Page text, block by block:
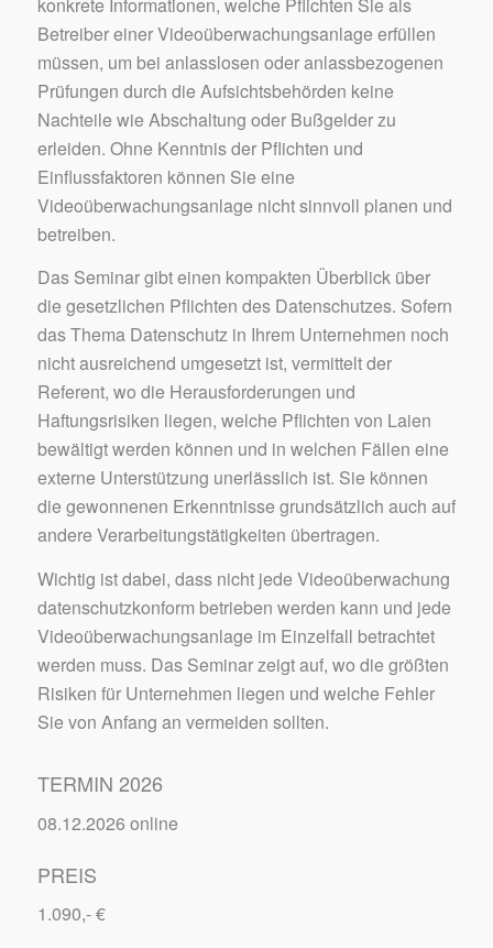
Betreiber einer Videoüberwachungsanlage erfüllen
müssen, um bei anlasslosen oder anlassbezogenen
Prüfungen durch die Aufsichtsbehörden keine
Nachteile wie Abschaltung oder Bußgelder zu
erleiden. Ohne Kenntnis der Pflichten und
Einflussfaktoren können Sie eine
Videoüberwachungsanlage nicht sinnvoll planen und
betreiben.
Das Seminar gibt einen kompakten Überblick über
die gesetzlichen Pflichten des Datenschutzes. Sofern
das Thema Datenschutz in Ihrem Unternehmen noch
nicht ausreichend umgesetzt ist, vermittelt der
Referent, wo die Herausforderungen und
Haftungsrisiken liegen, welche Pflichten von Laien
bewältigt werden können und in welchen Fällen eine
externe Unterstützung unerlässlich ist. Sie können
die gewonnenen Erkenntnisse grundsätzlich auch auf
andere Verarbeitungstätigkeiten übertragen.
Wichtig ist dabei, dass nicht jede Videoüberwachung
datenschutzkonform betrieben werden kann und jede
Videoüberwachungsanlage im Einzelfall betrachtet
werden muss. Das Seminar zeigt auf, wo die größten
Risiken für Unternehmen liegen und welche Fehler
Sie von Anfang an vermeiden sollten.
TERMIN 2026
08.12.2026 online
PREIS
1.090,- €